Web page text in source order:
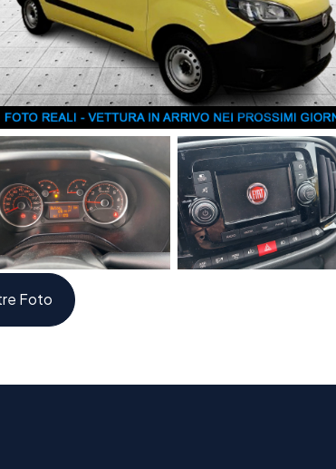
certificato.
possibilità di permuta del tuo usato.
più su http://bit.ly/autodrmap e visita il nostro sito
Foto